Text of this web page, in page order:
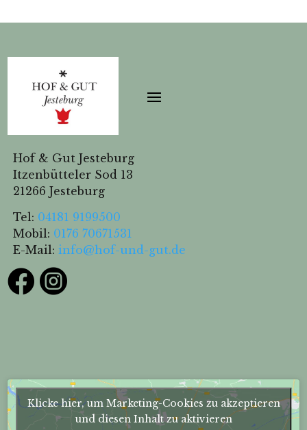
Hof & Gut Jesteburg
Itzenbütteler Sod 13
21266 Jesteburg
Tel: 04181 9199500
Mobil: 0176 70671531
E-Mail:info@hof-und-gut.de
 
Klicke hier, um Marketing-Cookies zu akzeptieren
und diesen Inhalt zu aktivieren